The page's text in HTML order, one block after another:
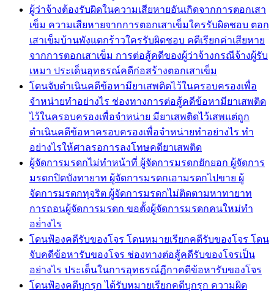
ผู้ว่าจ้างต้องรับผิดในความเสียหายอันเกิดจากการตอกเสา
เข็ม ความเสียหายจากการตอกเสาเข็มใครรับผิดชอบ ตอก
เสาเข็มบ้านพังแตกร้าวใครรับผิดชอบ คดีเรียกค่าเสียหาย
จากการตอกเสาเข็ม การต่อสู้คดีของผู้ว่าจ้างกรณีจ้างผู้รับ
เหมา ประเด็นอุทธรณ์คดีก่อสร้างตอกเสาเข็ม
โดนจับดำเนินคดีข้อหามียาเสพติดไว้ในครอบครองเพื่อ
จำหน่ายทำอย่างไร ช่องทางการต่อสู้คดีข้อหามียาเสพติด
ไว้ในครอบครองเพื่อจำหน่าย มียาเสพติดไว้เสพแต่ถูก
ดำเนินคดีข้อหาครอบครองเพื่อจำหน่ายทำอย่างไร ทำ
อย่างไรให้ศาลรอการลงโทษคดียาเสพติด
ผู้จัดการมรดกไม่ทำหน้าที่ ผู้จัดการมรดกยักยอก ผู้จัดการ
มรดกปิดบังทายาท ผู้จัดการมรดกเอามรดกไปขาย ผู้
จัดการมรดกทุจริต ผู้จัดการมรดกไม่ติดตามหาทายาท
การถอนผู้จัดการมรดก ขอตั้งผู้จัดการมรดกคนใหม่ทำ
อย่่างไร
โดนฟ้องคดีรับของโจร โดนหมายเรียกคดีรับของโจร โดน
จับคดีข้อหารับของโจร ช่องทางต่อสู้คดีรับของโจรเป็น
อย่างไร ประเด็นในการอุทธรณ์ฏีกาคดีข้อหารับของโจร
โดนฟ้องคดีบุกรุก ได้รับหมายเรียกคดีบุกรุก ความผิด